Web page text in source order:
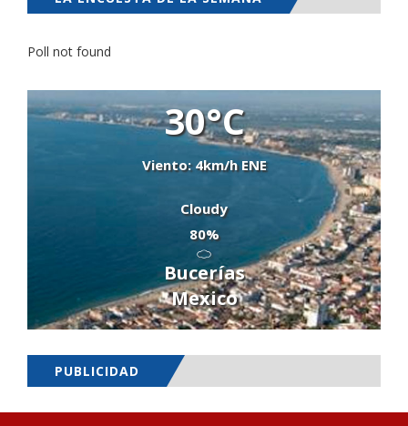
Poll not found
30°C
Viento: 4km/h ENE
Cloudy
80%
Bucerías
Mexico
PUBLICIDAD